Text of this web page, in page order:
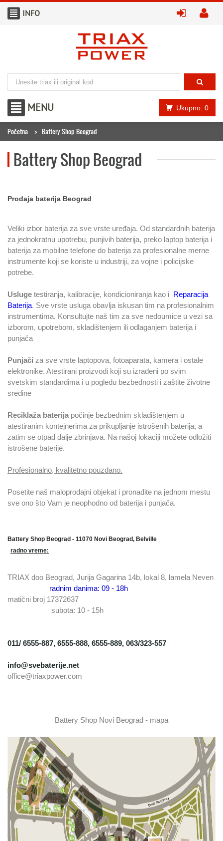
INFO prijavite
Ukupno: 0
MENU
Početna Battery Shop Beograd
Battery Shop Beograd
Prodaja baterija Beograd
Veliki izbor baterija za sve vrste uređaja. Od standardnih baterija
za jednokratnu upotrebu, punjivih baterija, preko laptop baterija i
baterija za mobilne telefone do baterija za profesionalne merne
instrumente koji se koriste u industriji, za vojne i policijske
potrebe.
Usluge testiranja, kalibracije, kondicioniranja kao i Reparacija
Baterija. Sve vrste usluga obavlja iskusan tim na profesionalnim
instrumentima. Konsultujte naš tim za sve nedoumice u vezi sa
izborom, upotrebom, skladištenjem ili odlaganjem baterija i
punjača
Punjači za sve vrste laptopova, fotoaparata, kamera i ostale
elektronike. Atestirani proizvodi koji su izrađeni po svim
svetskim standardima i u pogledu bezbednosti i zaštite životne
sredine
Reciklaža baterija počinje bezbednim skladištenjem u
atestiranim kontejnerima za prikupljanje istrošenih baterija, a
zatim se otpad dalje zbrinjava. Na našoj lokaciji možete odložiti
istrošene baterije.
Profesionalno, kvalitetno pouzdano.
Posetite naš maloprodajni objekat i pronađite na jednom mestu
sve ono što Vam je neophodno od baterija i punjača.
Battery Shop Beograd - 11070 Novi Beograd, Belville
radno vreme:
TRIAX doo Beograd, Jurija Gagarina 14b, lokal 8, lamela Neven
radnim danima: 09 - 18h
matični broj 17372637
subota: 10 - 15h
011/ 6555-887, 6555-888, 6555-889, 063/323-557
info@svebaterije.net
office@triaxpower.com
Battery Shop Novi Beograd - mapa